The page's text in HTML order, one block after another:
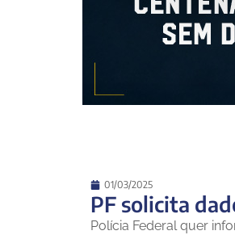
01/03/2025
PF solicita
Polícia Federal quer